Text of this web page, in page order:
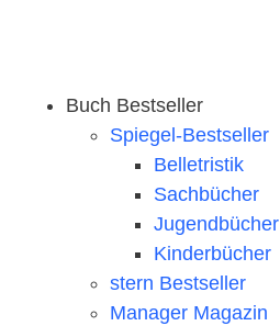
Buch Bestseller
Spiegel-Bestseller
Belletristik
Sachbücher
Jugendbücher
Kinderbücher
stern Bestseller
Manager Magazin